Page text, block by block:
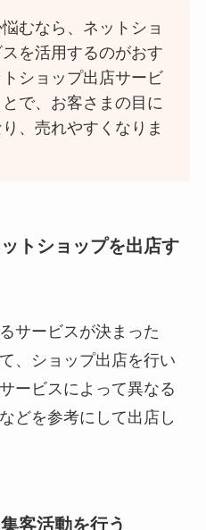
むなら、ネットショ
を活用するのがおす
ショップ出店サービ
で、お客さまの目に
、売れやすくなりま
トショップを出店す
サービスが決まった
、ショップ出店を行い
ービスによって異なる
どを参考にして出店し
客活動を行う